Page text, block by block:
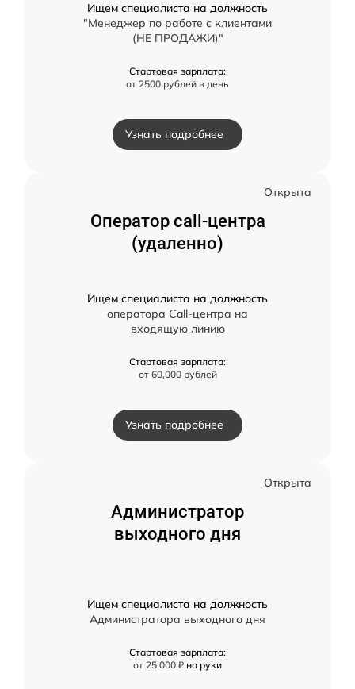
Ищем специалиста на должность
"Менеджер по работе с клиентами
(НЕ ПРОДАЖИ)"
Стартовая зарплата:
от 2500 рублей в день
Узнать подробнее
Открыта
Оператор call-центра
(удаленно)
Ищем специалиста на должность
оператора Call-центра на
входящую линию
Стартовая зарплата:
от 60,000 рублей
Узнать подробнее
Открыта
Администратор
выходного дня
Ищем специалиста на должность
Администратора выходного дня
Стартовая зарплата:
от 25,000 ₽ на руки